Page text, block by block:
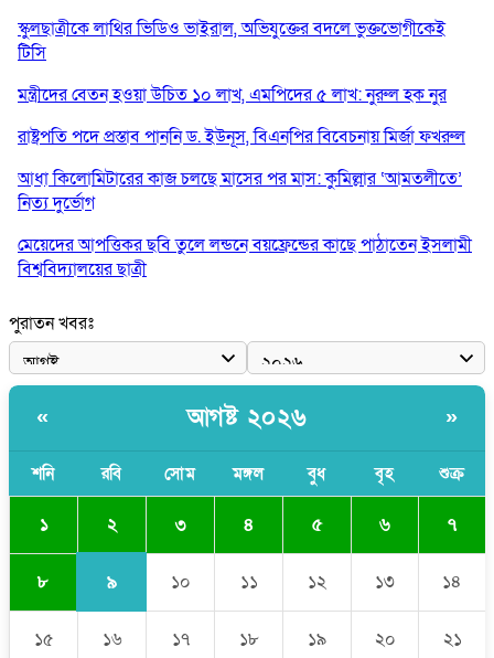
স্কুলছাত্রীকে লাথির ভিডিও ভাইরাল, অভিযুক্তের বদলে ভুক্তভোগীকেই
টিসি
মন্ত্রীদের বেতন হওয়া উচিত ১০ লাখ, এমপিদের ৫ লাখ: নুরুল হক নুর
রাষ্ট্রপতি পদে প্রস্তাব পাননি ড. ইউনূস, বিএনপির বিবেচনায় মির্জা ফখরুল
আধা কিলোমিটারের কাজ চলছে মাসের পর মাস: কুমিল্লার ‘আমতলীতে’
নিত্য দুর্ভোগ
মেয়েদের আপত্তিকর ছবি তুলে লন্ডনে বয়ফ্রেন্ডের কাছে পাঠাতেন ইসলামী
বিশ্ববিদ্যালয়ের ছাত্রী
পুলিশকে পিটিয়ে রক্তাক্ত করেছি এ দৃশ্য কি আপনারা দেখেননি: এনসিপি
নেতা
পাঁচ দেশি মাছে মিলল মাইক্রোপ্লাস্টিক, সবচেয়ে বেশি কই মাছে
বাংলাদেশী কর্মীদের আকামা নিয়ে বড় সুখবর দিলো সৌদি সরকার
ভারতের পূর্ব সীমান্তে এখন ‘আরেকটি পাকিস্তান’ গড়ে উঠেছে: সজীব
ওয়াজেদ জয়
পুরাতন খবরঃ
« আগষ্ট ২০২৬ »
শনি রবি সোম মঙ্গল বুধ বৃহ শুক্র
১ ২ ৩ ৪ ৫ ৬ ৭
৮ ৯ ১০ ১১ ১২ ১৩ ১৪
১৫ ১৬ ১৭ ১৮ ১৯ ২০ ২১